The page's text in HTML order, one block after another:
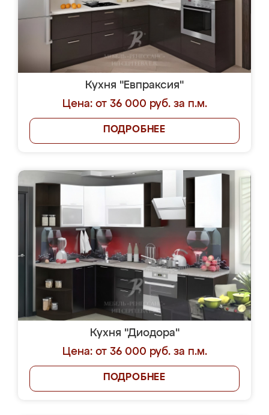
Кухня "Евпраксия"
Цена: от 36 000 руб. за п.м.
ПОДРОБНЕЕ
Кухня "Диодора"
Цена: от 36 000 руб. за п.м.
ПОДРОБНЕЕ